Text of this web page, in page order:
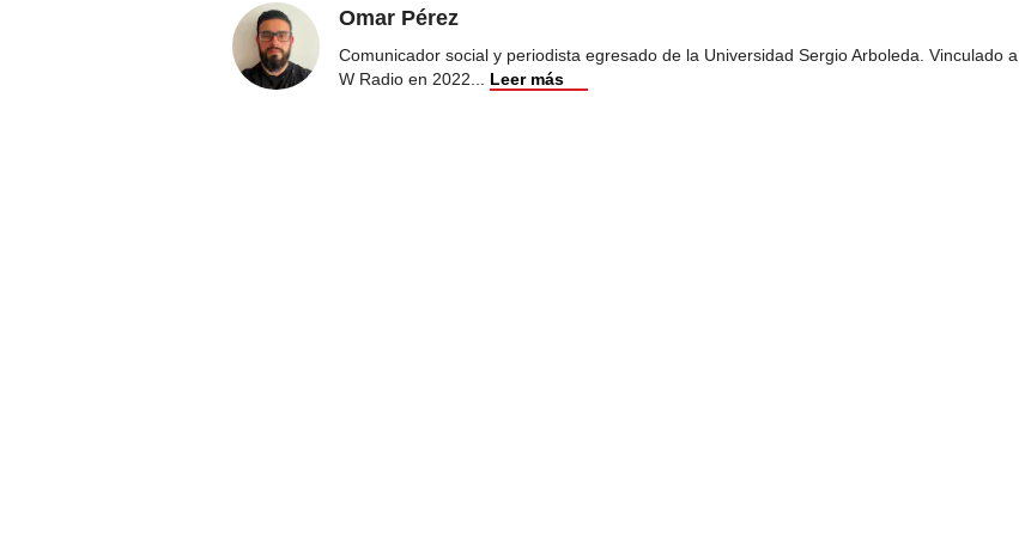
Omar Pérez
Comunicador social y periodista egresado de la Universidad Sergio Arboleda. Vinculado a
W Radio en 2022... Leer más